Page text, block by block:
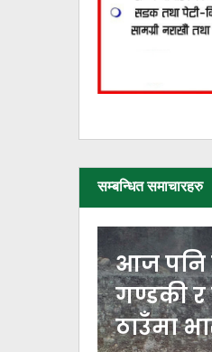
सम्बन्धित समाचारहरु
आज पनि
गण्डकी र
ठाउँमा